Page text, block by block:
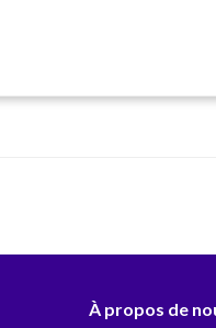
À propos de